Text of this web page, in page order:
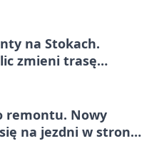
na Stokach.
zmieni trasę
remontu. Nowy
na jezdni w stronę